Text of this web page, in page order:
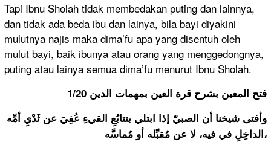
Tapi Ibnu Sholah tidak membedakan puting dan lainnya,
dan tidak ada beda ibu dan lainya, bila bayi diyakini
mulutnya najis maka dima’fu apa yang disentuh oleh
mulut bayi, baik ibunya atau orang yang menggedongnya,
puting atau lainya semua dima’fu menurut Ibnu Sholah.
فتح المعين بشرح قرة العين بمهمات الدين 1/20
وأفتى شيخنا أن الصبيّ إذا ابتلي بتتابُعِ القيءِ عُفِيَ عن ثَدْيِ أمِّه
الداخِلِ في فيه، لا عن مُقبِّله أو مُماسَّه،